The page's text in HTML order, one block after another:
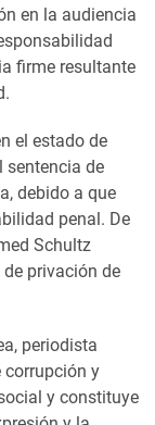
en la audiencia
firme resultante
el estado de
sentencia de
debido a que
penal. De
Schultz
privación de
periodista
corrupción y
y constituye